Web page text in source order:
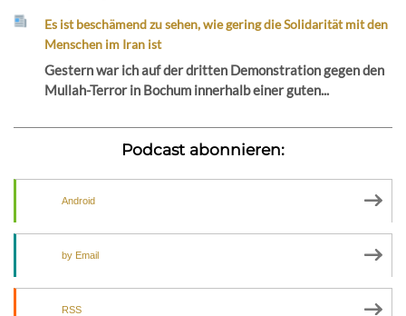
Es ist beschämend zu sehen, wie gering die Solidarität mit den
Menschen im Iran ist
Gestern war ich auf der dritten Demonstration gegen den
Mullah-Terror in Bochum innerhalb einer guten...
Podcast abonnieren:
Android
by Email
RSS